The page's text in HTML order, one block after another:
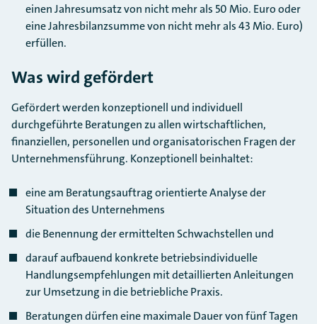
einen Jahresumsatz von nicht mehr als 50 Mio. Euro oder
eine Jahresbilanzsumme von nicht mehr als 43 Mio. Euro)
erfüllen.
Was wird gefördert
Gefördert werden konzeptionell und individuell
durchgeführte Beratungen zu allen wirtschaftlichen,
finanziellen, personellen und organisatorischen Fragen der
Unternehmensführung. Konzeptionell beinhaltet:
eine am Beratungsauftrag orientierte Analyse der
Situation des Unternehmens
die Benennung der ermittelten Schwachstellen und
darauf aufbauend konkrete betriebsindividuelle
Handlungsempfehlungen mit detaillierten Anleitungen
zur Umsetzung in die betriebliche Praxis.
Beratungen dürfen eine maximale Dauer von fünf Tagen